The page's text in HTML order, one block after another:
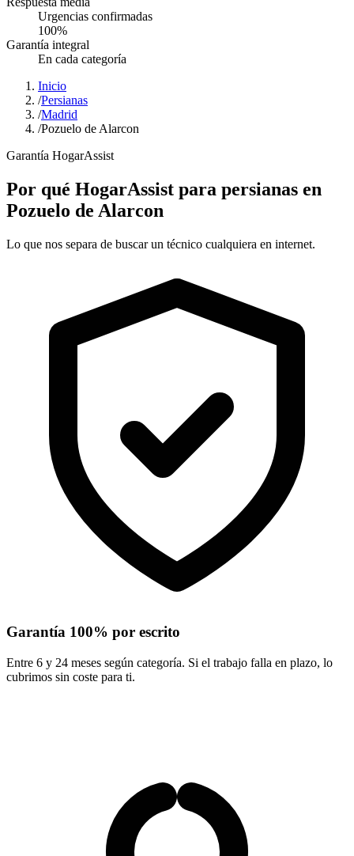
Urgencias confirmadas
100%
Garantía integral
En cada categoría
Inicio
/Persianas
/Madrid
/Pozuelo de Alarcon
Garantía HogarAssist
Por qué HogarAssist para persianas en
Pozuelo de Alarcon
Lo que nos separa de buscar un técnico cualquiera en internet.
Garantía 100% por escrito
Entre 6 y 24 meses según categoría. Si el trabajo falla en plazo, lo
cubrimos sin coste para ti.